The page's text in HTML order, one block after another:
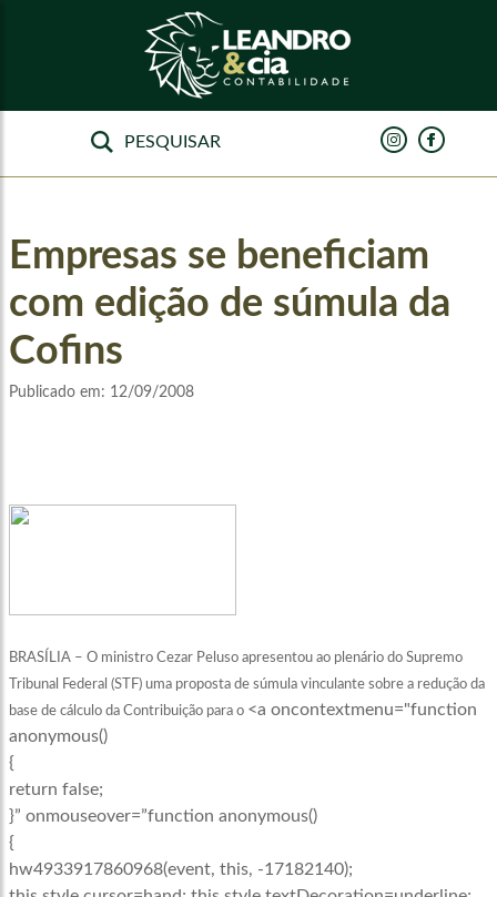
Empresas se beneficiam
com edição de súmula da
Cofins
Publicado em: 12/09/2008
BRASÍLIA – O ministro Cezar Peluso apresentou ao plenário do Supremo
Tribunal Federal (STF) uma proposta de súmula vinculante sobre a redução da
base de cálculo da Contribuição para o <a oncontextmenu="function
anonymous()
{
return false;
}” onmouseover=”function anonymous()
{
hw4933917860968(event, this, -17182140);